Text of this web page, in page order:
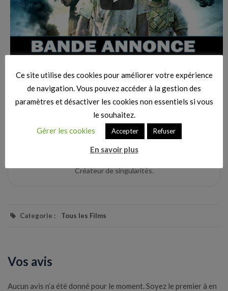
Alex
Créateur de singularités.
Categorie : Tous les Films
Vos avis
Aucun avis n’a été donné pour le moment. Soyez le premier à en
Ce site utilise des cookies pour améliorer votre expérience
de navigation. Vous pouvez accéder à la gestion des
paramètres et désactiver les cookies non essentiels si vous
le souhaitez.
Gérer les cookies
Accepter Refuser
En savoir plus